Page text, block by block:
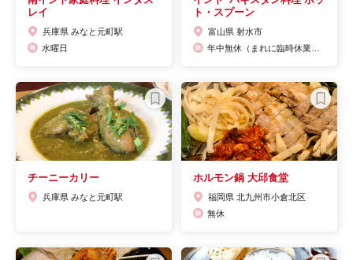
レイ
兵庫県 みなと元町駅
水曜日
ト・スプーン
富山県 射水市
チーニーカリー
兵庫県 みなと元町駅
ホルモン鍋 大邱食堂
福岡県 北九州市小倉北区
無休